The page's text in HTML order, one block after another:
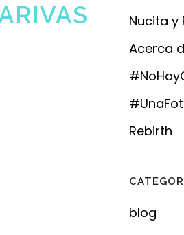
Nucita y
Acerca
Rebirth
blog